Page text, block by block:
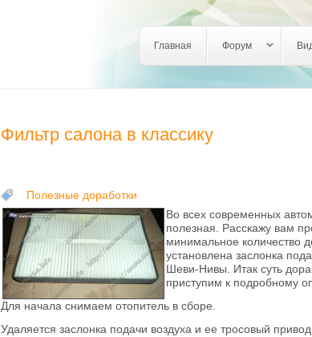
Login links
Главная Форум
Фильтр салона в классику
Полезные доработки
Во всех современных
полезная. Расскажу вам
минимальное количество
установлена заслонка
Шеви-Нивы. Итак суть
приступим к подробному
Для начала снимаем отопитель в сборе.
Удаляется заслонка подачи воздуха и ее тросовый